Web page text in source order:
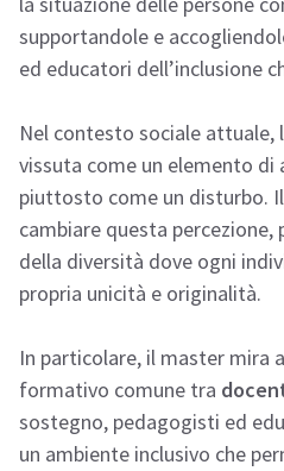
supportandole e
ed educatori dell’inclusione
Nel contesto sociale attuale,
vissuta come un elemento di
piuttosto come un disturbo.
cambiare questa
della diversità dove ogni
propria unicità e originalità.
In particolare, il master mira
formativo comune tra
sostegno, pedagogisti ed
un ambiente inclusivo che